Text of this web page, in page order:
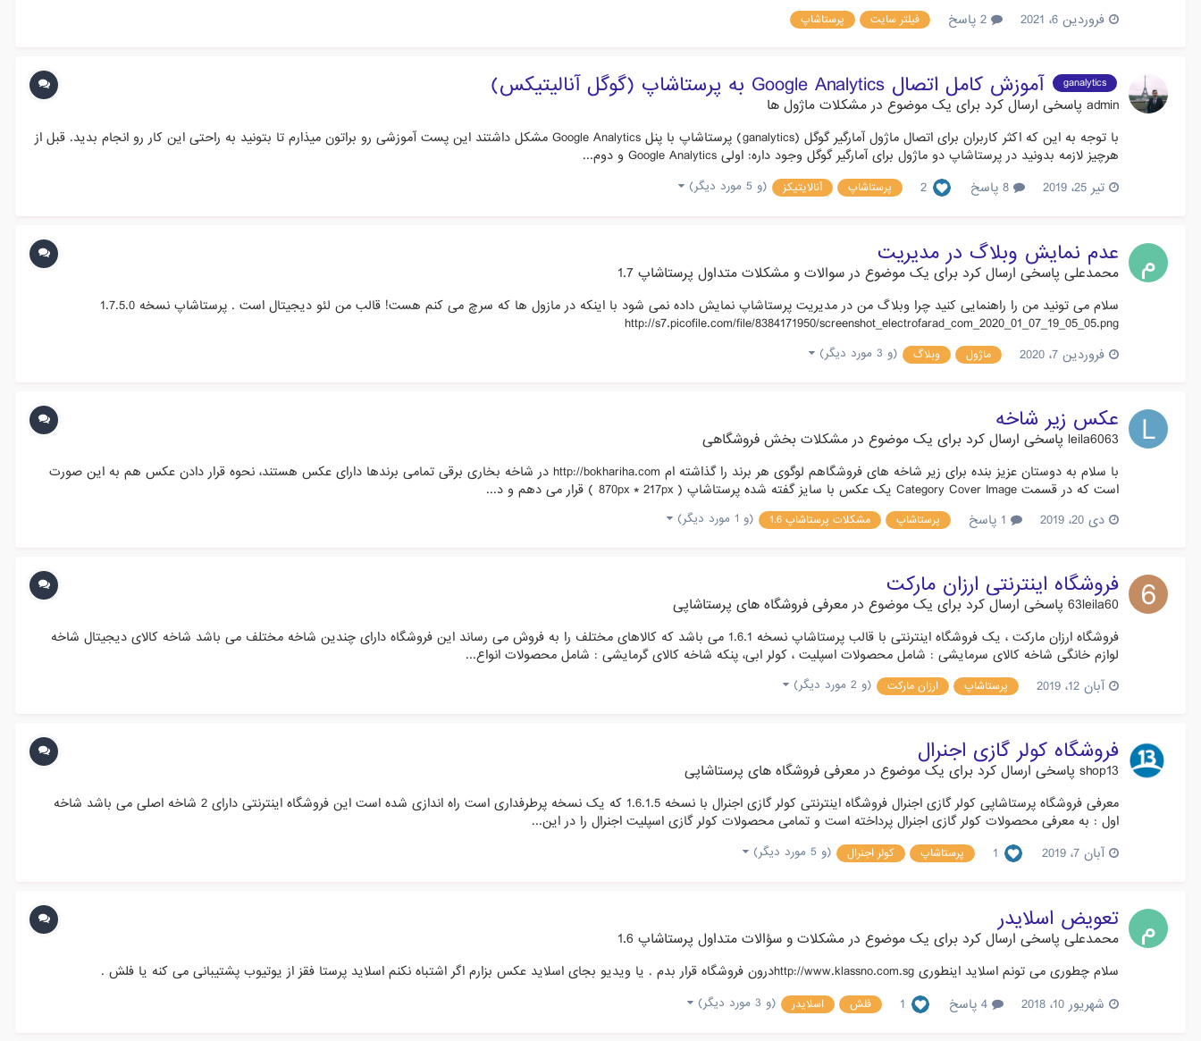
فروردین 6، 2021
فیلتر سایت پرستاشاپ
ganalytics آموزش کامل اتصال Google Analytics به پرستاشاپ (گوگل آنالیتیکس)
admin پاسخی ارسال کرد برای یک موضوع در مشکلات ماژول ها
با توجه به این که اکثر کاربران برای اتصال ماژول آمارگیر گوگل (ganalytics) پرستاشاپ با پنل Google Analytics مشکل داشتند این پست آموزشی رو براتون میذارم تا بتونید به راحتی این کار رو انجام بدید. قبل از
هرچیز لازمه بدونید در پرستاشاپ دو ماژول برای آمارگیر گوگل وجود داره: اولی Google Analytics و دوم...
تیر 25، 2019
2 پرستاشاپ آنالایتیکز (و 5 مورد دیگر)
عدم نمایش وبلاگ در مدیریت
محمدعلی پاسخی ارسال کرد برای یک موضوع در سوالات و مشکلات متداول پرستاشاپ 1.7
سلام می تونید من را راهنمایی کنید چرا وبلاگ من در مدیریت پرستاشاپ نمایش داده نمی شود با اینکه در مازول ها که سرچ می کنم هست! قالب من لئو دیجیتال است . پرستاشاپ نسخه 1.7.5.0
http://s7.picofile.com/file/8384171950/screenshot_electrofarad_com_2020_01_07_19_05_05.png
فروردین 7، 2020
ماژول وبلاگ (و 3 مورد دیگر)
عکس زیر شاخه
leila6063 پاسخی ارسال کرد برای یک موضوع در مشکلات بخش فروشگاهی
با سلام به دوستان عزیز بنده برای زیر شاخه های فروشگاهم لوگوی هر برند را گذاشته ام http://bokhariha.com در شاخه بخاری برقی تمامی برندها دارای عکس هستند، نحوه قرار دادن عکس هم به این صورت
است که در قسمت Category Cover Image یک عکس با سایز گفته شده پرستاشاپ ( 870px * 217px ) قرار می دهم و د...
دی 20، 2019
پرستاشاپ مشکلات پرستاشاپ 1.6 (و 1 مورد دیگر)
فروشگاه اینترنتی ارزان مارکت
63leila60 پاسخی ارسال کرد برای یک موضوع در معرفی فروشگاه های پرستاشاپی
فروشگاه ارزان مارکت ، یک فروشگاه اینترنتی با قالب پرستاشاپ نسخه 1.6.1 می باشد که کالاهای مختلف را به فروش می رساند این فروشگاه دارای چندین شاخه مختلف می باشد شاخه کالای دیجیتال شاخه
لوازم خانگی شاخه کالای سرمایشی : شامل محصولات اسپلیت ، کولر ابی، پنکه شاخه کالای گرمایشی : شامل محصولات انواع...
آبان 12، 2019
پرستاشاپ ارزان مارکت (و 2 مورد دیگر)
فروشگاه کولر گازی اجنرال
shop13 پاسخی ارسال کرد برای یک موضوع در معرفی فروشگاه های پرستاشاپی
معرفی فروشگاه پرستاشاپی کولر گازی اجنرال فروشگاه اینترنتی کولر گازی اجنرال با نسخه 1.6.1.5 که یک نسخه پرطرفداری است راه اندازی شده است این فروشگاه اینترنتی دارای 2 شاخه اصلی می باشد شاخه
اول : به معرفی محصولات کولر گازی اجنرال پرداخته است و تمامی محصولات کولر گازی اسپلیت اجنرال را در این...
آبان 7، 2019
1 پرستاشاپ کولر اجنرال (و 5 مورد دیگر)
تعویض اسلایدر
محمدعلی پاسخی ارسال کرد برای یک موضوع در مشکلات و سؤالات متداول پرستاشاپ 1.6
سلام چطوری می تونم اسلاید اینطوری http://www.klassno.com.sgدرون فروشگاه قرار بدم . یا ویدیو بجای اسلاید عکس بزارم اگر اشتباه نکنم اسلاید پرستا فقز از یوتیوب پشتیبانی می کنه یا فلش .
شهریور 10، 2018
1 فلش اسلایدر (و 3 مورد دیگر)